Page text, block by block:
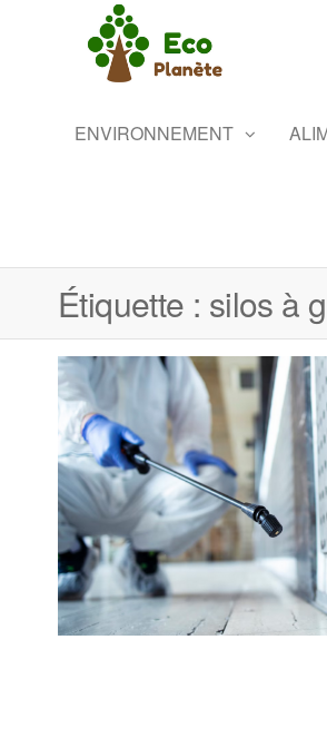
ENVIRONNEMENT
Étiquette : silos à